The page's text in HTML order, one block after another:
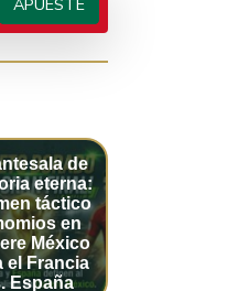
APUESTE
de
eterna:
táctico
en
México
el Francia
España